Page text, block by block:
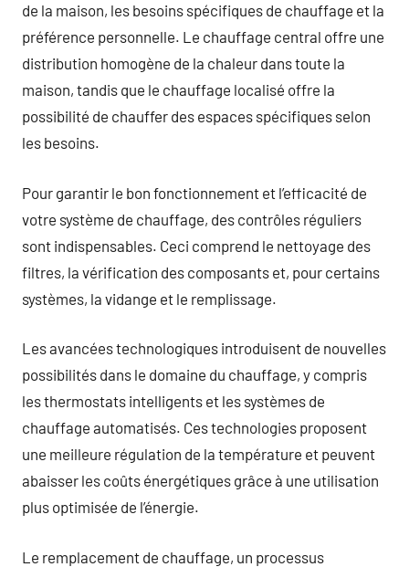
de la maison, les besoins spécifiques de chauffage et la
préférence personnelle. Le chauffage central offre une
distribution homogène de la chaleur dans toute la
maison, tandis que le chauffage localisé offre la
possibilité de chauffer des espaces spécifiques selon
les besoins.
Pour garantir le bon fonctionnement et l’efficacité de
votre système de chauffage, des contrôles réguliers
sont indispensables. Ceci comprend le nettoyage des
filtres, la vérification des composants et, pour certains
systèmes, la vidange et le remplissage.
Les avancées technologiques introduisent de nouvelles
possibilités dans le domaine du chauffage, y compris
les thermostats intelligents et les systèmes de
chauffage automatisés. Ces technologies proposent
une meilleure régulation de la température et peuvent
abaisser les coûts énergétiques grâce à une utilisation
plus optimisée de l’énergie.
Le remplacement de chauffage, un processus